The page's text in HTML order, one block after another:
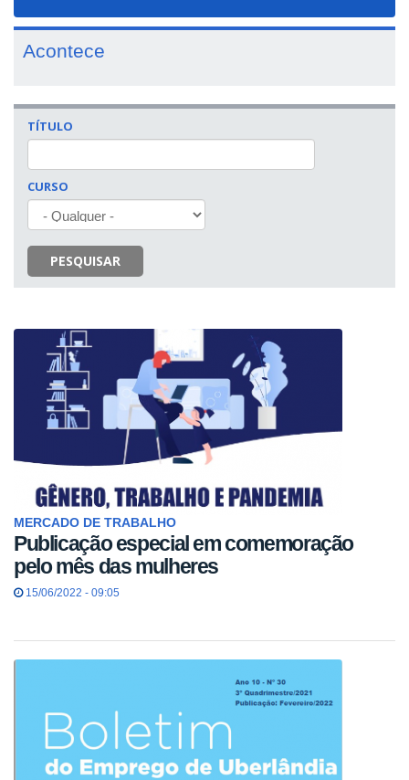
Acontece
TÍTULO
CURSO
PESQUISAR
MERCADO DE TRABALHO
Publicação especial em comemoração
pelo mês das mulheres
15/06/2022 - 09:05